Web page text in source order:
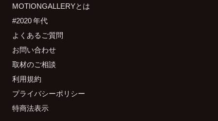
MOTIONGALLERYとは
#2020 年代
よくあるご質問
お問い合わせ
取材のご相談
利用規約
プライバシーポリシー
特商法表示